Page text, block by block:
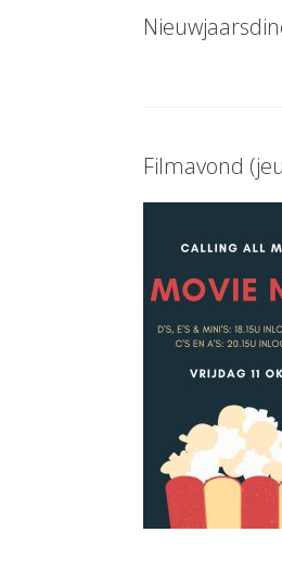
Filmavond